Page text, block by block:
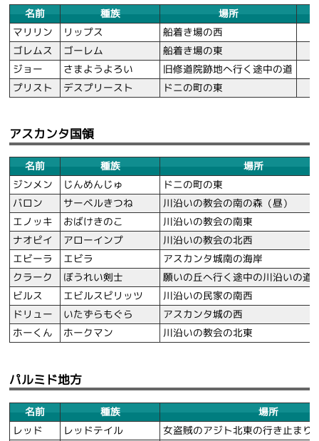
名前 種族 場所
マリリン
リップス
船着き場の西
ゴレムス
ゴーレム
船着き場の東
ジョー
さまようよろい
旧修道院跡地へ行く途中の道
プリスト
デスプリースト ドニの町の東
アスカンタ国領
名前 種族
場所
ジンメン
じんめんじゅ
ドニの町の東
バロン
サーベルきつね
川沿いの教会の南の森（昼）
エノッキ
おばけきのこ
川沿いの教会の南東
ナオピイ
アローインプ
川沿いの教会の北西
エビーラ
エビラ
アスカンタ城南の海岸
クラーク
ぼうれい剣士
願いの丘へ行く途中の川沿いの道
ビルス
エビルスピリッツ
川沿いの民家の南西
ドリュー
いたずらもぐら
アスカンタ城の西
ホーくん
ホークマン 川沿いの教会の北東
パルミド地方
名前 種族
場所
レッド
レッドテイル 女盗賊のアジト北東の行き止まり